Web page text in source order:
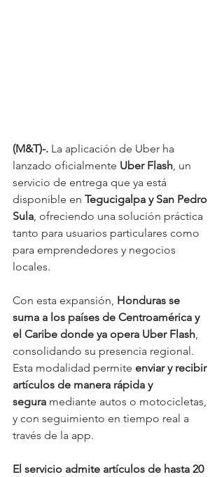
(M&T)-. La aplicación de Uber ha
lanzado oficialmente Uber Flash, un
servicio de entrega que ya está
disponible en Tegucigalpa y San Pedro
Sula, ofreciendo una solución práctica
tanto para usuarios particulares como
para emprendedores y negocios
locales.
Con esta expansión, Honduras se
suma a los países de Centroamérica y
el Caribe donde ya opera Uber Flash,
consolidando su presencia regional.
Esta modalidad permite enviar y recibir
artículos de manera rápida y
segura mediante autos o motocicletas,
y con seguimiento en tiempo real a
través de la app.
El servicio admite artículos de hasta 20